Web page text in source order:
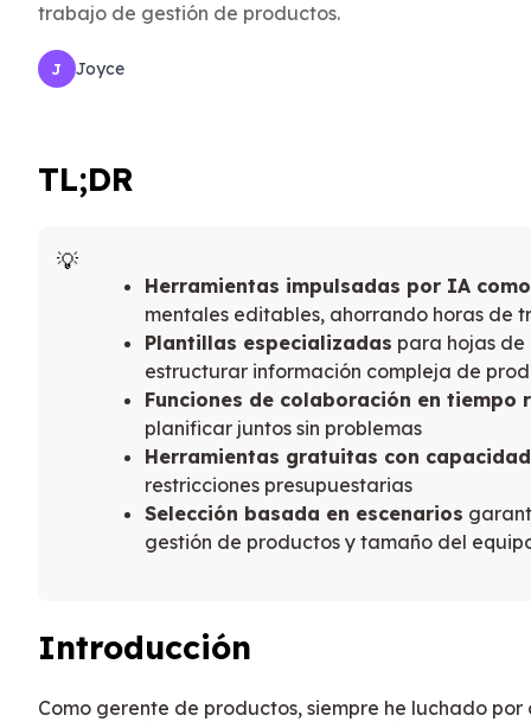
trabajo de gestión de productos.
J Joyce
TL;DR
Herramientas impulsadas por IA
mentales editables, ahorrando horas de
Plantillas especializadas para hojas de
estructurar información compleja de
Funciones de colaboración en tiempo
planificar juntos sin problemas
Herramientas gratuitas con
restricciones presupuestarias
Selección basada en escenarios
gestión de productos y tamaño del
Introducción
Como gerente de productos, siempre he luchado